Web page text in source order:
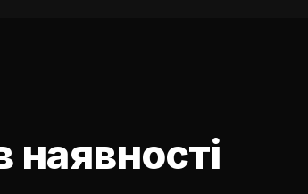
наявності